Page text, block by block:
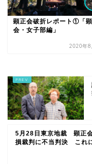
顕正会破折レポート①「
会・女子部編」
2020年8
5月28日東京地裁 顕正
損裁判に不当判決 これ